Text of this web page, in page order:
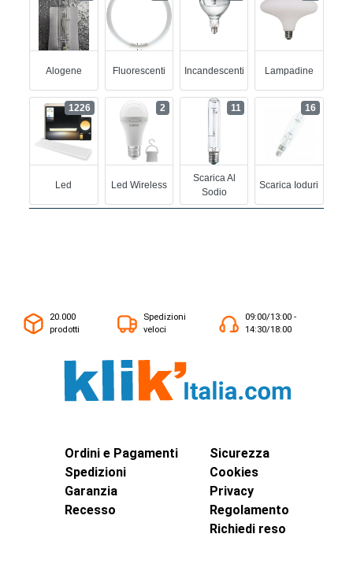
Alogene Fluorescenti Incandescenti Lampadine
Led
1226
Led Wireless
2
Scarica Al
Sodio
11
Scarica Ioduri
16
20.000
prodotti
Spedizioni
veloci
09:00/13:00 -
14:30/18:00
Ordini e Pagamenti
Spedizioni
Garanzia
Recesso
Sicurezza
Cookies
Privacy
Regolamento
Richiedi reso